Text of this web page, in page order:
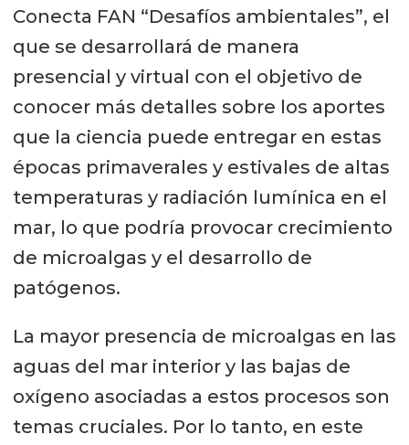
Conecta FAN “Desafíos ambientales”, el
que se desarrollará de manera
presencial y virtual con el objetivo de
conocer más detalles sobre los aportes
que la ciencia puede entregar en estas
épocas primaverales y estivales de altas
temperaturas y radiación lumínica en el
mar, lo que podría provocar crecimiento
de microalgas y el desarrollo de
patógenos.
La mayor presencia de microalgas en las
aguas del mar interior y las bajas de
oxígeno asociadas a estos procesos son
temas cruciales. Por lo tanto, en este